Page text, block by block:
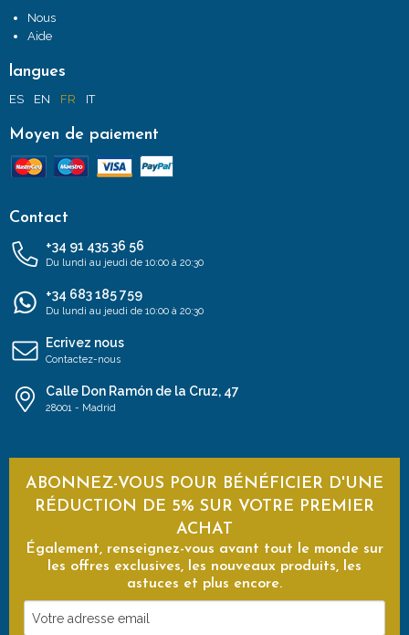
Nous
Aide
langues
ES EN FR IT
Moyen de paiement
Contact
+34 91 435 36 56
Du lundi au jeudi de 10:00 à 20:30
+34 683 185 759
Du lundi au jeudi de 10:00 à 20:30
Ecrivez nous
Contactez-nous
Calle Don Ramón de la Cruz, 47
28001 - Madrid
ABONNEZ-VOUS POUR BÉNÉFICIER D'UNE
RÉDUCTION DE 5% SUR VOTRE PREMIER
ACHAT
Également, renseignez-vous avant tout le monde sur
les offres exclusives, les nouveaux produits, les
astuces et plus encore.
Votre